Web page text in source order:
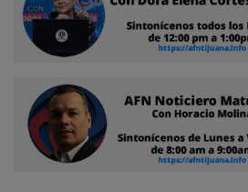
Ventas
Contacto
Reportero
Ciudadano